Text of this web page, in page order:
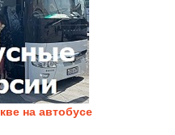
на автобусе